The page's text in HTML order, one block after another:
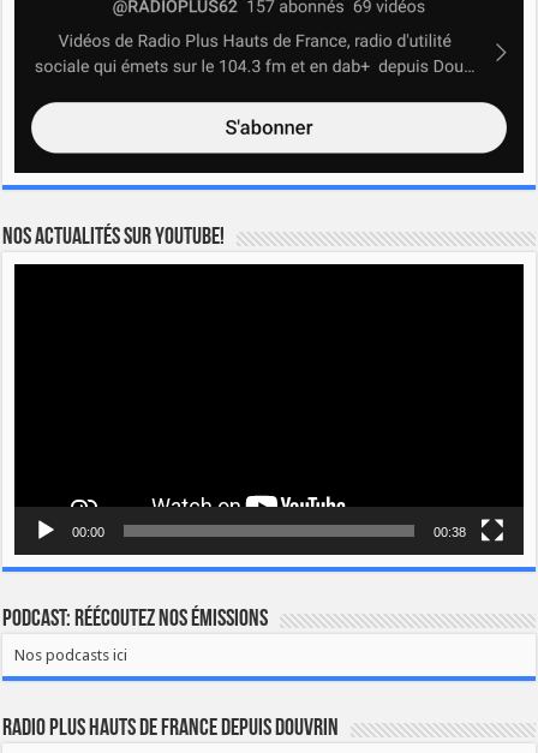
Nos actualités sur YOUTUBE!
00:00 00:38
Podcast: Réécoutez nos émissions
Nos podcasts ici
Radio Plus Hauts de France depuis Douvrin